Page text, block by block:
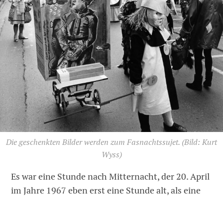
Die geschenkten Bilder werden zum Fasnachtssujet. (Bild: Kurt
Wyss)
Es war eine Stunde nach Mitternacht, der 20. April
im Jahre 1967 eben erst eine Stunde alt, als eine